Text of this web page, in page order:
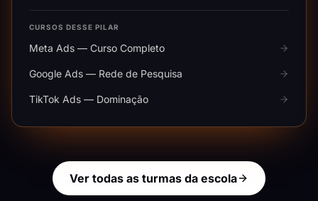
CURSOS DESSE PILAR
Meta Ads — Curso Completo
Google Ads — Rede de Pesquisa
TikTok Ads — Dominação
Ver todas as turmas da escola